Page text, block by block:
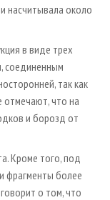
насчитывала около
в виде трех
соединенным
так как
отмечают, что на
и борозд от
Кроме того, под
фрагменты более
о том, что